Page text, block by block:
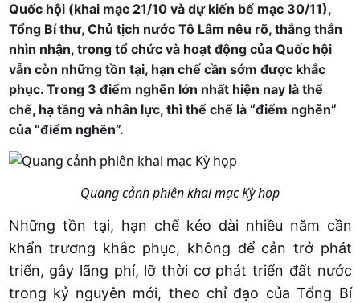
Quốc hội (khai mạc 21/10 và dự kiến bế mạc 30/11),
Tổng Bí thư, Chủ tịch nước Tô Lâm nêu rõ, thẳng thắn
nhìn nhận, trong tổ chức và hoạt động của Quốc hội
vẫn còn những tồn tại, hạn chế cần sớm được khắc
phục. Trong 3 điểm nghẽn lớn nhất hiện nay là thể
chế, hạ tầng và nhân lực, thì thể chế là “điểm nghẽn”
của “điểm nghẽn”.
Quang cảnh phiên khai mạc Kỳ họp
Những tồn tại, hạn chế kéo dài nhiều năm cần
khẩn trương khắc phục, không để cản trở phát
triển, gây lãng phí, lỡ thời cơ phát triển đất nước
trong kỷ nguyên mới, theo chỉ đạo của Tổng Bí